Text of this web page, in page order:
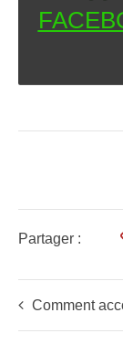
Partager :
Comment accompagner un mouvement